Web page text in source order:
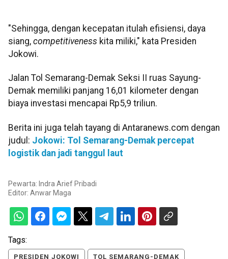
"Sehingga, dengan kecepatan itulah efisiensi, daya
siang, competitiveness kita miliki," kata Presiden
Jokowi.
Jalan Tol Semarang-Demak Seksi II ruas Sayung-
Demak memiliki panjang 16,01 kilometer dengan
biaya investasi mencapai Rp5,9 triliun.
Berita ini juga telah tayang di Antaranews.com dengan
judul: Jokowi: Tol Semarang-Demak percepat
logistik dan jadi tanggul laut
Pewarta: Indra Arief Pribadi
Editor: Anwar Maga
Tags:
PRESIDEN JOKOWI TOL SEMARANG-DEMAK